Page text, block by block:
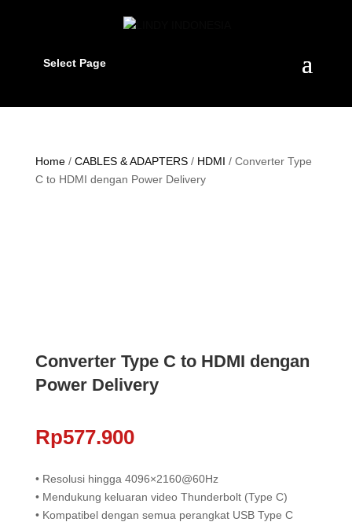
Select Page
Home/ CABLES & ADAPTERS/ HDMI / Converter Type
C to HDMI dengan Power Delivery
Converter Type C to HDMI dengan
Power Delivery
Rp577.900
• Resolusi hingga 4096×2160@60Hz
• Mendukung keluaran video Thunderbolt (Type C)
• Kompatibel dengan semua perangkat USB Type C